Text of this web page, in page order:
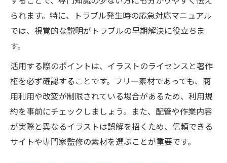
られます。特に、トラブル発生時の応急対応マニュアル
では、視覚的な説明がトラブルの早期解決に役立ちま
す。
活用する際のポイントは、イラストのライセンスと著作
権を必ず確認することです。フリー素材であっても、商
用利用や改変が制限されている場合があるため、利用規
約を事前にチェックしましょう。また、配管や作業内容
が実際と異なるイラストは誤解を招くため、信頼できる
サイトや専門家監修の素材を選ぶことが重要です。